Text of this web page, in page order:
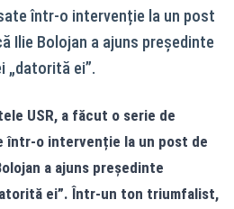
într-o intervenție la un post
Ilie Bolojan a ajuns președinte
„datorită ei”.
USR, a făcut o serie de
într-o intervenție la un post de
a ajuns președinte
ei”. Într-un ton triumfalist,